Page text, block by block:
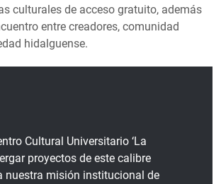
culturales de acceso gratuito, además
entre creadores, comunidad
hidalguense.
Cultural Universitario ‘La
proyectos de este calibre
nuestra misión institucional de